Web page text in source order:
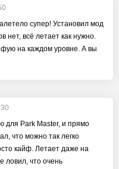
супер! Установил мод
нет, всё летает как нужно.
на каждом уровне. А вы
для Park Master, и прямо
что можно так легко
кайф. Летает даже на
ловил, что очень